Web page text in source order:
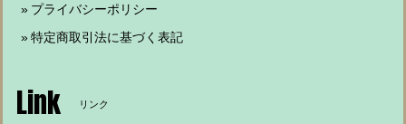
プライバシーポリシー
特定商取引法に基づく表記
Link リンク